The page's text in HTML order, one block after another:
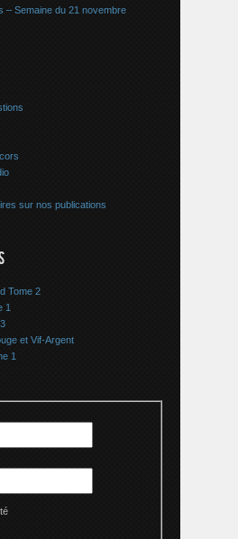
– Semaine du 21 novembre
sur nos publications
Tome 2
1
et Vif-Argent
1